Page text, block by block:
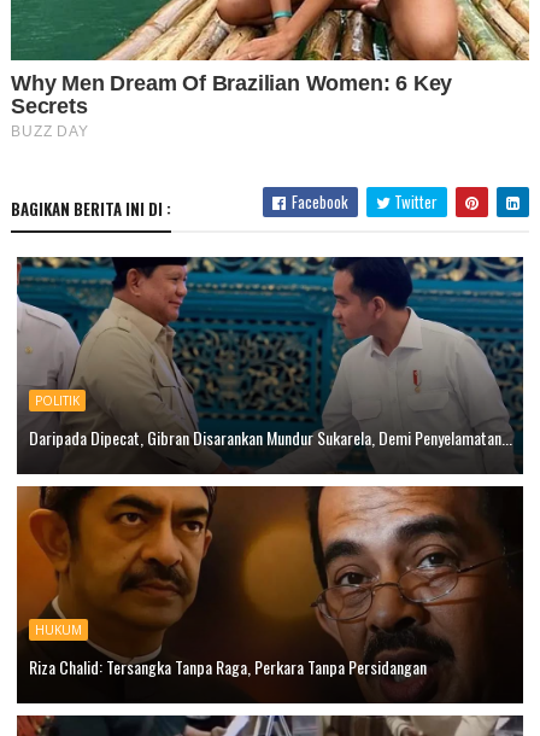
BAGIKAN BERITA INI DI : Facebook Twitter
POLITIK
Daripada Dipecat, Gibran Disarankan Mundur Sukarela, Demi Penyelamatan...
HUKUM
Riza Chalid: Tersangka Tanpa Raga, Perkara Tanpa Persidangan